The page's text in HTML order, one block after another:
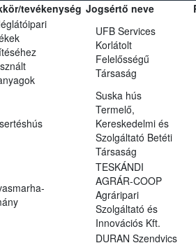
tevékenység Jogsértő neve
UFB Services
Korlátolt
Felelősségű
Társaság
Suska hús
Termelő,
Kereskedelmi és
Szolgáltató Betéti
Társaság
TESKÁNDI
AGRÁR-COOP
Agráripari
Szolgáltató és
Innovációs Kft.
DURAN Szendvics